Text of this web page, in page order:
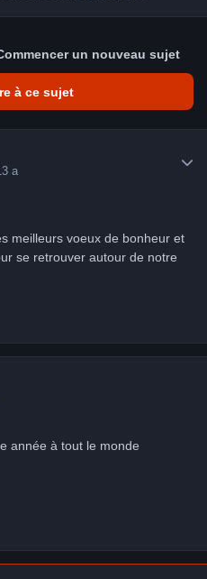
un nouveau sujet
à ce sujet
a
meilleurs voeux de bonheur et
se retrouver autour de notre
année à tout le monde